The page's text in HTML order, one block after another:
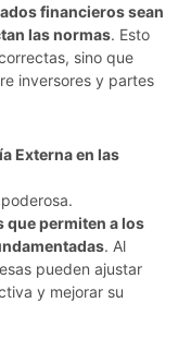
financieros sean
las normas. Esto
sino que
inversores y partes
Externa en las
permiten a los
. Al
pueden ajustar
y mejorar su